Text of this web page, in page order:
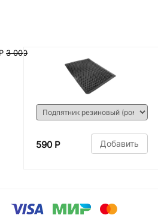
3 000
590 Р Добавить